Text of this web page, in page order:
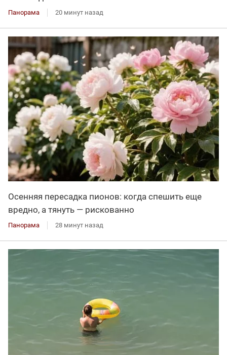
Панорама 20 минут назад
Осенняя пересадка пионов: когда спешить еще
вредно, а тянуть — рискованно
Панорама 28 минут назад